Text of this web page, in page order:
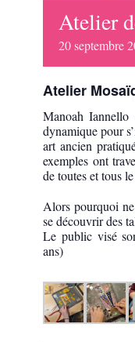
Atelier
20septembre
Atelier
Manoah
dynamique pour
art ancien
exemples ont
de toutes et tous
Alors pourquoi
se découvrir des
Le public visé
ans)